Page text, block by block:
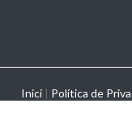
Inici| Política de